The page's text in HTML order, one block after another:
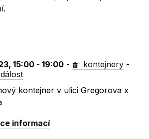
15:00 - 19:00 - kontejnery -
kontejner v ulici Gregorova x
informací